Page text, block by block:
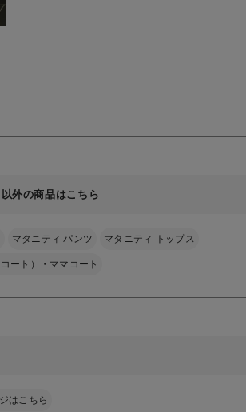
外の商品はこちら
マタニティ パンツ マタニティ トップス
ート）・ママコート
はこちら